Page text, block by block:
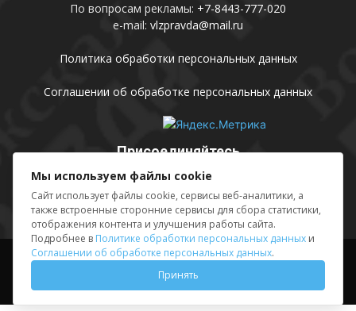
По вопросам рекламы: +7-8443-777-020
e-mail: vlzpravda@mail.ru
Политика обработки персональных данных
Соглашении об обработке персональных данных
Присоединяйтесь
Выходные данные Sing in
© АМУ «Редакция газеты «Волжская правда», 2012-2026
Мы используем файлы cookie
Сайт использует файлы cookie, сервисы веб-аналитики, а
также встроенные сторонние сервисы для сбора статистики,
отображения контента и улучшения работы сайта.
Подробнее в Политике обработки персональных данных и
Соглашении об обработке персональных данных.
Принять